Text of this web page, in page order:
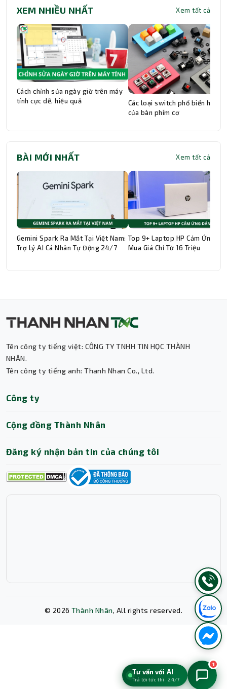
XEM NHIỀU NHẤT Xem tất cả
Cách chỉnh sửa ngày giờ trên máy
tính cực dễ, hiệu quả
Các loại switch phổ biến hiện
của bàn phím cơ
BÀI MỚI NHẤT Xem tất cả
Gemini Spark Ra Mắt Tại Việt Nam:
Trợ Lý AI Cá Nhân Tự Động 24/7
Top 9+ Laptop HP Cảm Ứng
Mua Giá Chỉ Từ 16 Triệu
Tên công ty tiếng việt: CÔNG TY TNHH TIN HỌC THÀNH
NHÂN.
Tên công ty tiếng anh: Thanh Nhan Co., Ltd.
Công ty
Cộng đồng Thành Nhân
Đăng ký nhận bản tin của chúng tôi
© 2026 Thành Nhân, All rights reserved.
Trợ lý AI • Phản hồi tức thì
Tư vấn với AI
Trả lời tức thì · 24/7
1